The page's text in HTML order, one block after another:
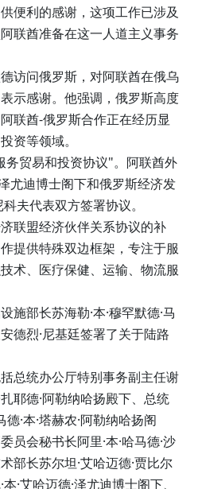
便利的感谢，这项工作已涉及
联酋准备在这一人道主义事务
访问俄罗斯，对阿联酋在俄乌
示感谢。他强调，俄罗斯高度
联酋-俄罗斯合作正在经历显
资等领域。
贸易和投资协议"。阿联酋外
尤迪博士阁下和俄罗斯经济发
夫代表双方签署协议。
联盟经济伙伴关系协议的补
提供特殊双边框架，专注于服
术、医疗保健、运输、物流服
施部长苏海勒·本·穆罕默德·马
德烈·尼基廷签署了关于陆路
总统办公厅特别事务副主任谢
扎耶德·阿勒纳哈扬殿下、总统
·本·塔赫农·阿勒纳哈扬阁
员会秘书长阿里·本·哈马德·沙
部长苏尔坦·艾哈迈德·贾比尔
·艾哈迈德·泽尤迪博士阁下、